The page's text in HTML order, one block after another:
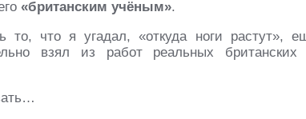
«британским учёным».
то, что я угадал, «откуда ноги растут»,
взял из работ реальных британских